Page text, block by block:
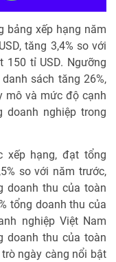
bảng xếp hạng năm
tăng 3,4% so với
150 tỉ USD. Ngưỡng
sách tăng 26%,
mô và mức độ cạnh
doanh nghiệp trong
xếp hạng, đạt tổng
so với năm trước,
doanh thu của toàn
tổng doanh thu của
nghiệp Việt Nam
doanh thu của toàn
ngày càng nổi bật